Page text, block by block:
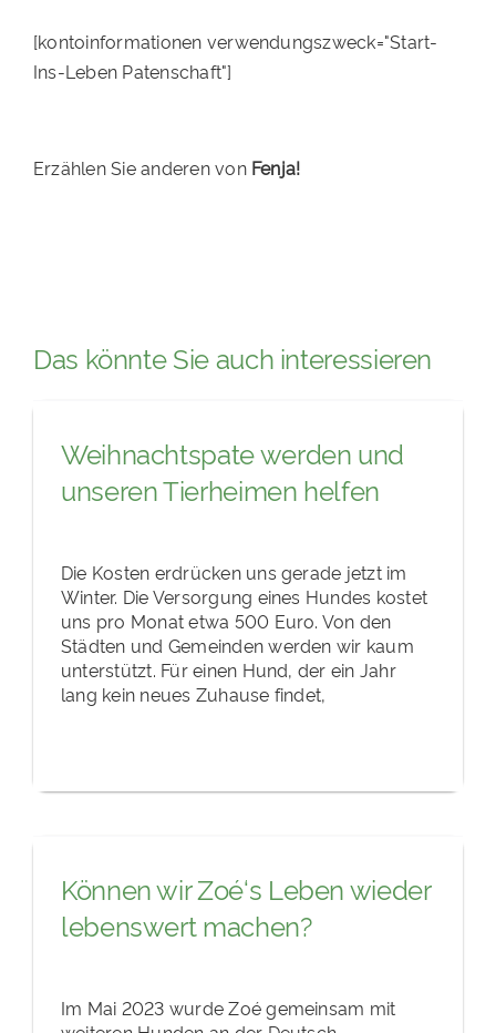
[kontoinformationen verwendungszweck="Start-
Ins-Leben Patenschaft"]
Erzählen Sie anderen von Fenja!
Das könnte Sie auch interessieren
Weihnachtspate werden und
unseren Tierheimen helfen
Die Kosten erdrücken uns gerade jetzt im
Winter. Die Versorgung eines Hundes kostet
uns pro Monat etwa 500 Euro. Von den
Städten und Gemeinden werden wir kaum
unterstützt. Für einen Hund, der ein Jahr
lang kein neues Zuhause findet,
Können wir Zoé‘s Leben wieder
lebenswert machen?
Im Mai 2023 wurde Zoé gemeinsam mit